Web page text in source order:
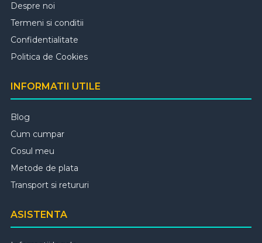
Despre noi
Termeni si conditii
Confidentialitate
Politica de Cookies
INFORMATII UTILE
Blog
Cum cumpar
Cosul meu
Metode de plata
Transport si retururi
ASISTENTA